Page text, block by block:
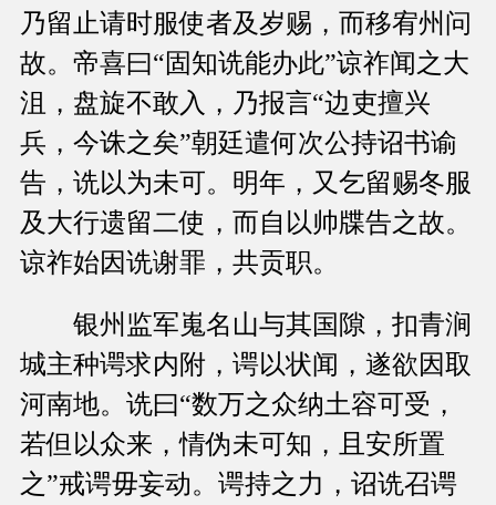
乃留止请时服使者及岁赐，而移宥州问
故。帝喜曰“固知诜能办此”谅祚闻之大
沮，盘旋不敢入，乃报言“边吏擅兴
兵，今诛之矣”朝廷遣何次公持诏书谕
告，诜以为未可。明年，又乞留赐冬服
及大行遗留二使，而自以帅牒告之故。
谅祚始因诜谢罪，共贡职。
银州监军嵬名山与其国隙，扣青涧
城主种谔求内附，谔以状闻，遂欲因取
河南地。诜曰“数万之众纳土容可受，
若但以众来，情伪未可知，且安所置
之”戒谔毋妄动。谔持之力，诏诜召谔